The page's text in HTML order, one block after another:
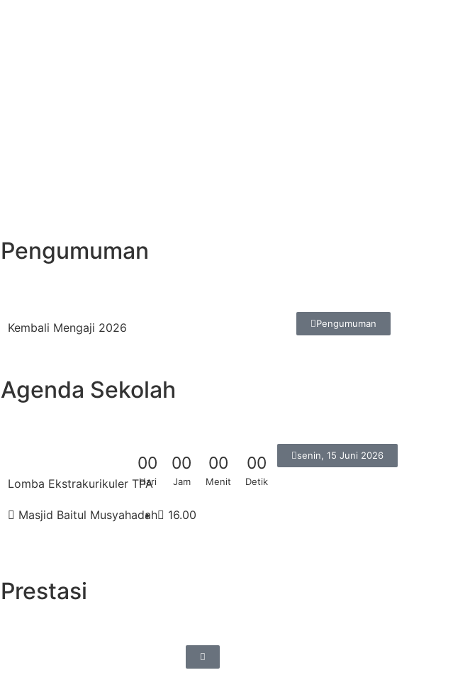
Pengumuman
Pengumuman
Kembali Mengaji 2026
Agenda Sekolah
senin, 15 Juni 2026
Lomba Ekstrakurikuler TPA
Masjid Baitul Musyahadah 16.00
00
Hari
00
Jam
00
Menit
00
Detik
Prestasi